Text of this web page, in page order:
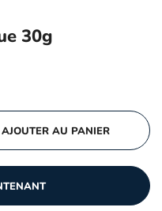
30g
AJOUTER AU PANIER